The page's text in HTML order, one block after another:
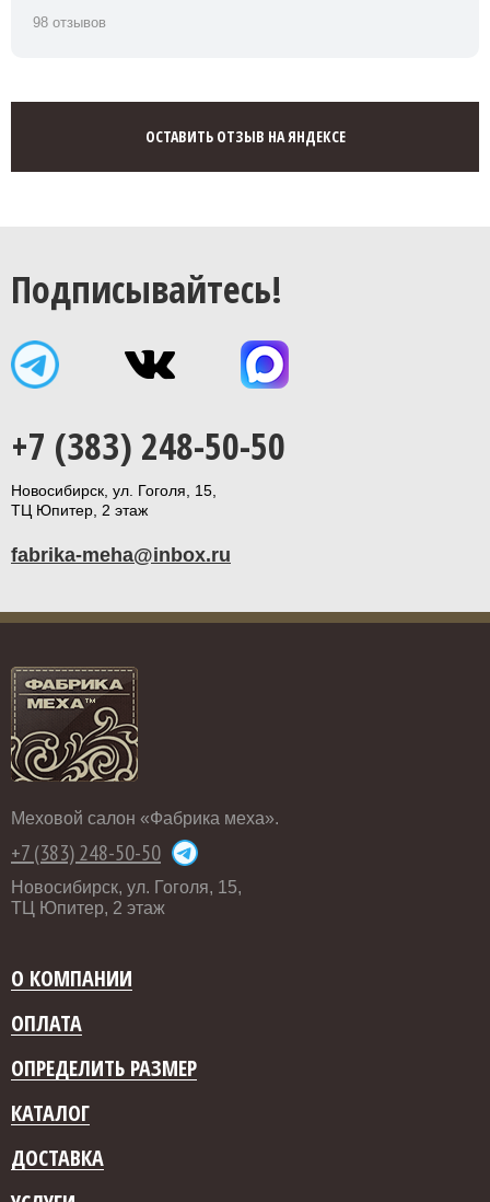
98 отзывов
ОСТАВИТЬ ОТЗЫВ НА ЯНДЕКСЕ
Подписывайтесь!
+7 (383) 248-50-50
Новосибирск, ул. Гоголя, 15,
ТЦ Юпитер, 2 этаж
fabrika-meha@inbox.ru
Меховой салон «Фабрика меха».
+7 (383) 248-50-50
Новосибирск, ул. Гоголя, 15,
ТЦ Юпитер, 2 этаж
О КОМПАНИИ
ОПЛАТА
ОПРЕДЕЛИТЬ РАЗМЕР
КАТАЛОГ
ДОСТАВКА